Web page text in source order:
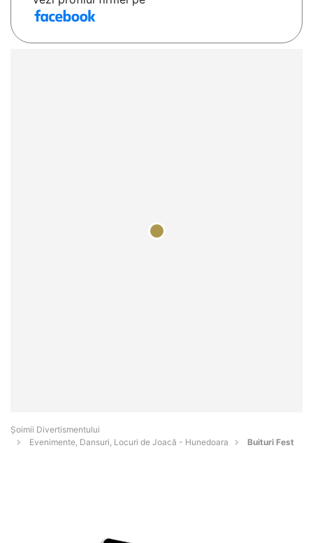
Şoimii Divertismentului
Evenimente, Dansuri, Locuri de Joacă - Hunedoara
Buituri Fest